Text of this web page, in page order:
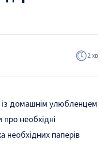
2 хв
домашнім улюбленцем
необхідні
необхідних паперів